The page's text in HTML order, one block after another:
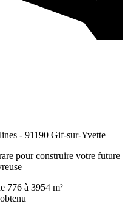
- 91190 Gif-sur-Yvette
pour construire votre future
776 à 3954 m²